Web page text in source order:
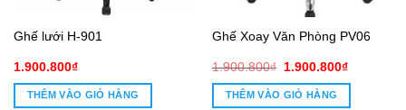
Ghế lưới H-901
1.900.800₫
THÊM VÀO GIỎ HÀNG
Ghế Xoay Văn Phòng PV06
1.900.800₫
Giá
là:
1.900.800₫.
1.900.800₫Giá
THÊM VÀO GIỎ HÀNG